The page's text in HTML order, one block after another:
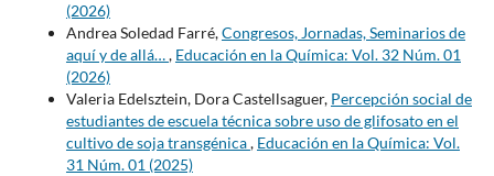
(2026)
Andrea Soledad Farré,Congresos, Jornadas, Seminarios de
aquí y de allá…, Educación en la Química: Vol. 32 Núm. 01
(2026)
Valeria Edelsztein, Dora Castellsaguer, Percepción social de
estudiantes de escuela técnica sobre uso de glifosato en el
cultivo de soja transgénica, Educación en la Química: Vol.
31 Núm. 01 (2025)